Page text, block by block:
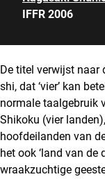
IFFR 2006
De titel verwijst naar
shi, dat ‘vier’ kan
normale taalgebruik
Shikoku (vier
hoofdeilanden van
het ook ‘land van de
wraakzuchtige